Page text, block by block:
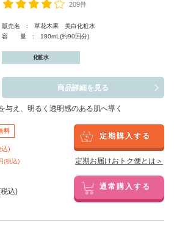
209件
販売名 : 草花木果 美白化粧水
容 量 : 180mL(約90回分)
化粧水
商品詳細を見る
与え、明るく透明感のある肌へ導く
料
込)
(税込)
定期購入する
定期お届けおトク便とは＞
税込) 通常購入する